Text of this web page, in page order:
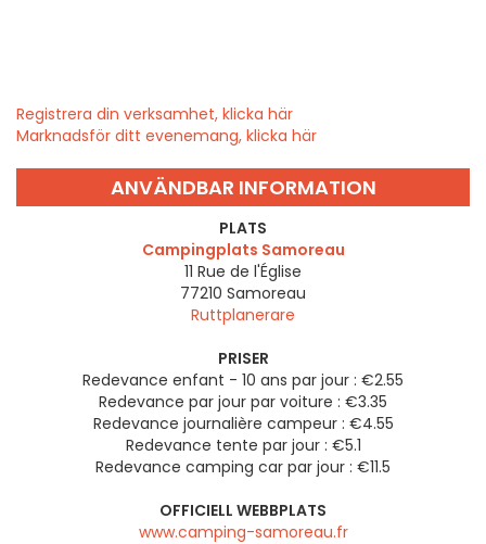
Registrera din verksamhet, klicka här
Marknadsför ditt evenemang, klicka här
ANVÄNDBAR INFORMATION
PLATS
Campingplats Samoreau
11 Rue de l'Église
77210 Samoreau
Ruttplanerare
PRISER
Redevance enfant - 10 ans par jour : €2.55
Redevance par jour par voiture : €3.35
Redevance journalière campeur : €4.55
Redevance tente par jour : €5.1
Redevance camping car par jour : €11.5
OFFICIELL WEBBPLATS
www.camping-samoreau.fr